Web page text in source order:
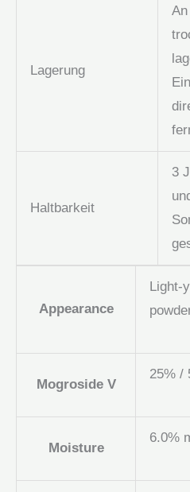
Lagerung
Haltbarkeit
3
Appearance
Light-
Mogroside V
25% /
Moisture
6.0%